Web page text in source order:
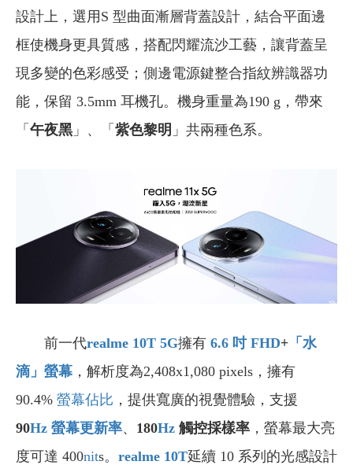
設計上，選用S 型曲面漸層背蓋設計，結合平面邊
框使機身更具質感，搭配閃耀流沙工藝，讓背蓋呈
現多變的色彩感受；側邊電源鍵整合指紋辨識器功
能，保留 3.5mm 耳機孔。機身重量為190 g，帶來
「 午夜黑 」、「 紫色黎明 」共兩種色系。
前一代realme 10T 5G擁有 6.6 吋 FHD+ 「水
滴」螢幕 ，解析度為2,408x1,080 pixels，擁有
90.4% 螢幕佔比 ，提供寬廣的視覺體驗，支援
90Hz 螢幕更新率、 180Hz 觸控採樣率 ，螢幕最大亮
度可達 400nits。 realme 10T延續 10 系列的光感設計